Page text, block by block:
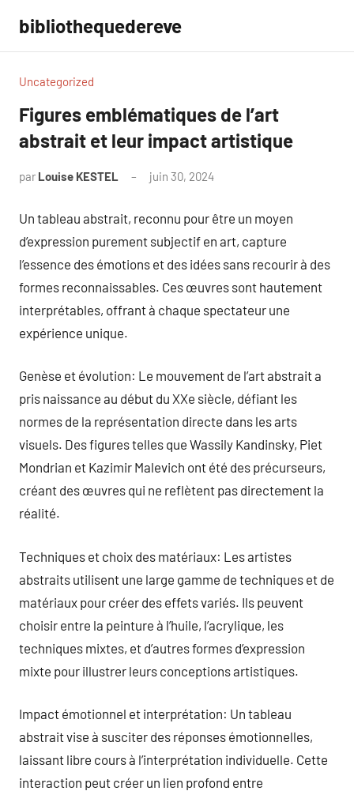
contenu
bibliothequedereve
Uncategorized
Figures emblématiques de l’art
abstrait et leur impact artistique
par Louise KESTEL juin 30, 2024
Un tableau abstrait, reconnu pour être un moyen
d’expression purement subjectif en art, capture
l’essence des émotions et des idées sans recourir à des
formes reconnaissables. Ces œuvres sont hautement
interprétables, offrant à chaque spectateur une
expérience unique.
Genèse et évolution: Le mouvement de l’art abstrait a
pris naissance au début du XXe siècle, défiant les
normes de la représentation directe dans les arts
visuels. Des figures telles que Wassily Kandinsky, Piet
Mondrian et Kazimir Malevich ont été des précurseurs,
créant des œuvres qui ne reflètent pas directement la
réalité.
Techniques et choix des matériaux: Les artistes
abstraits utilisent une large gamme de techniques et de
matériaux pour créer des effets variés. Ils peuvent
choisir entre la peinture à l’huile, l’acrylique, les
techniques mixtes, et d’autres formes d’expression
mixte pour illustrer leurs conceptions artistiques.
Impact émotionnel et interprétation: Un tableau
abstrait vise à susciter des réponses émotionnelles,
laissant libre cours à l’interprétation individuelle. Cette
interaction peut créer un lien profond entre